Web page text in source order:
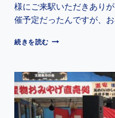
様にご来駅いただきあり
催予定だったんですが、
続きを読む